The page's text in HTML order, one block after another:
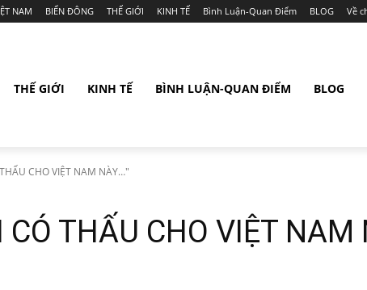
NAM BIỂN ĐÔNG THẾ GIỚI KINH TẾ Bình Luận-Quan Điểm BLOG Về
THẾ GIỚI KINH TẾ BÌNH LUẬN-QUAN ĐIỂM BLOG
CHO VIỆT NAM NÀY…"
THẤU CHO VIỆT NAM